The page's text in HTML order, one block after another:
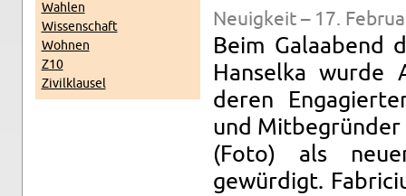
Wahlen
Wis­senschaft
Wohnen
Z10
Zivilk­lausel
Neuigkeit – 17.
Beim Galaabend
Hanselka wurde
deren
und Mit­begründer
(Foto) als
gewürdigt.